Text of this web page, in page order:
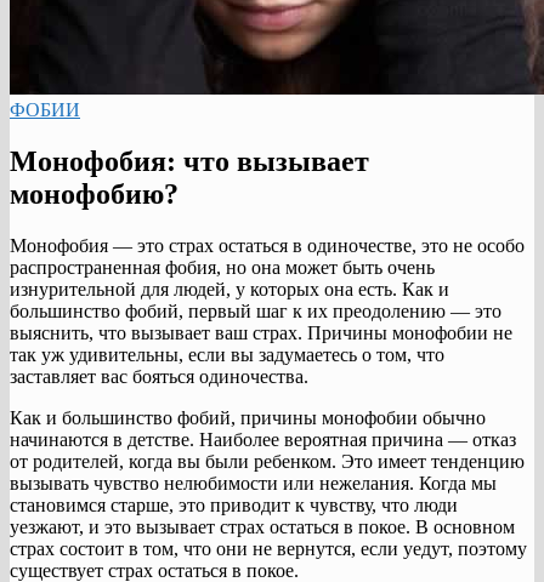
ФОБИИ
Монофобия: что вызывает
монофобию?
Монофобия — это страх остаться в одиночестве, это не особо
распространенная фобия, но она может быть очень
изнурительной для людей, у которых она есть. Как и
большинство фобий, первый шаг к их преодолению — это
выяснить, что вызывает ваш страх. Причины монофобии не
так уж удивительны, если вы задумаетесь о том, что
заставляет вас бояться одиночества.
Как и большинство фобий, причины монофобии обычно
начинаются в детстве. Наиболее вероятная причина — отказ
от родителей, когда вы были ребенком. Это имеет тенденцию
вызывать чувство нелюбимости или нежелания. Когда мы
становимся старше, это приводит к чувству, что люди
уезжают, и это вызывает страх остаться в покое. В основном
страх состоит в том, что они не вернутся, если уедут, поэтому
существует страх остаться в покое.